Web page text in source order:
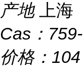
产地
上海
Cas：
价格： 104